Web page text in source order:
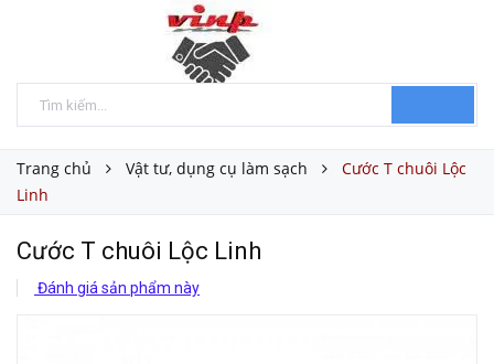
Trang chủ Vật tư, dụng cụ làm sạch
Cước T chuôi Lộc
Linh
Cước T chuôi Lộc Linh
Đánh giá sản phẩm này